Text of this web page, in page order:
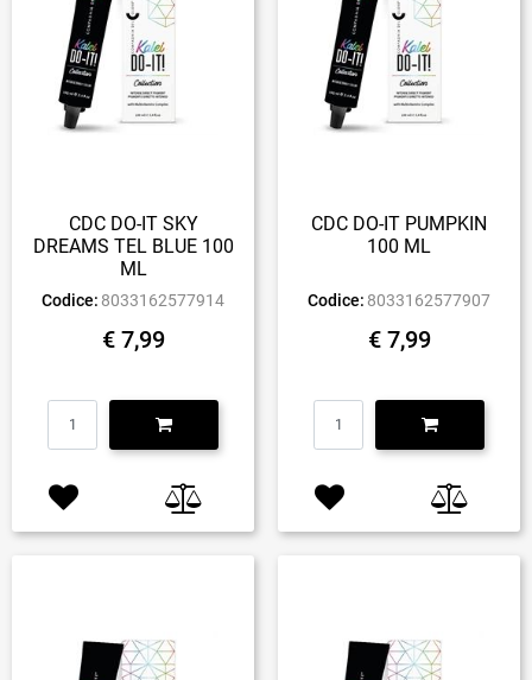
CDC DO-IT SKY
DREAMS TEL BLUE 100
ML
Codice: 8033162577914
€ 7,99
Quantità
CDC DO-IT PUMPKIN
100 ML
Codice: 8033162577907
€ 7,99
Quantità